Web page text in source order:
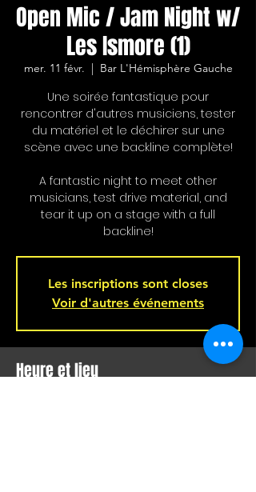
Open Mic / Jam Night w/
Les Ismore (1)
mer. 11 févr. Bar L'Hémisphère Gauche
Une soirée fantastique pour
rencontrer d'autres musiciens, tester
du matériel et le déchirer sur une
scène avec une backline complète!
A fantastic night to meet other
musicians, test drive material, and
tear it up on a stage with a full
backline!
Les inscriptions sont closes
Voir d'autres événements
Heure et lieu